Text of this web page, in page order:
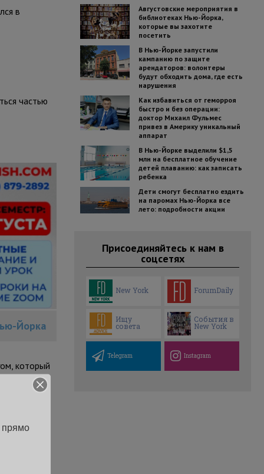
в
частью
Йорка
который
Августовские мероприятия в
библиотеках Нью-Йорка,
которые вы захотите
посетить
В Нью-Йорке запустили
кампанию по защите
арендаторов: волонтеры
будут обходить дома, где есть
нарушения
Как избавиться от геморроя
быстро и без операции:
доктор Михаил Фульмес
привез в Америку уникальный
аппарат
В Нью-Йорке выделили $1,5
млн на бесплатное обучение
детей плаванию: как записать
ребенка
Дети смогут бесплатно ездить
на паромах Нью-Йорка все
лето: подробности акции
Присоединяйтесь к нам в
соцсетях
New York ForumDaily
Ищу
совета
События в
New York
Telegram Instagram
прямо